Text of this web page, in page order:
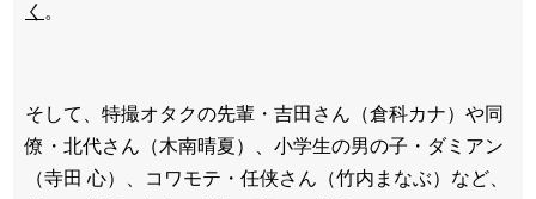
く 。
そして、特撮オタクの先輩・吉田さん（倉科カナ）や同
僚・北代さん（木南晴夏）、小学生の男の子・ダミアン
（寺田 心）、コワモテ・任侠さん（竹内まなぶ）など、